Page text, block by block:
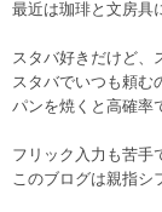
最近は珈琲と文房具
スタバ好きだけど、
スタバでいつも頼む
パンを焼くと高確率
フリック入力も苦手
このブログは親指シ